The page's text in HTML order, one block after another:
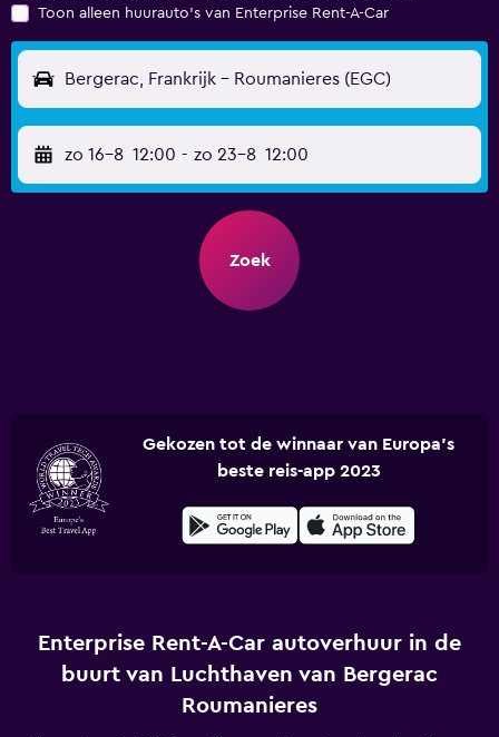
Toon alleen huurauto's van Enterprise Rent-A-Car
Bergerac, Frankrijk - Roumanieres (EGC)
zo 16-8 12:00 - zo 23-8 12:00
Zoek
Gekozen tot de winnaar van Europa's
beste reis-app 2023
Enterprise Rent-A-Car autoverhuur in de
buurt van Luchthaven van Bergerac
Roumanieres